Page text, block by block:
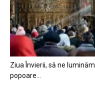
Ziua Învierii, să ne luminăm
popoare…